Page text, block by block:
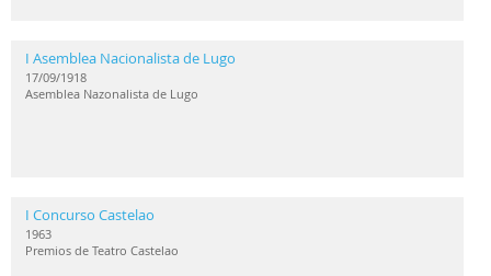
I Asemblea Nacionalista de Lugo
17/09/1918
Asemblea Nazonalista de Lugo
I Concurso Castelao
1963
Premios de Teatro Castelao